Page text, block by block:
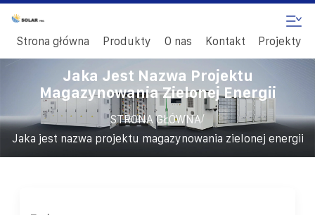
Strona główna Produkty O nas Kontakt Projekty
Jaka Jest Nazwa Projektu
Magazynowania Zielonej Energii
STRONA GŁÓWNA/
Jaka jest nazwa projektu magazynowania zielonej energii